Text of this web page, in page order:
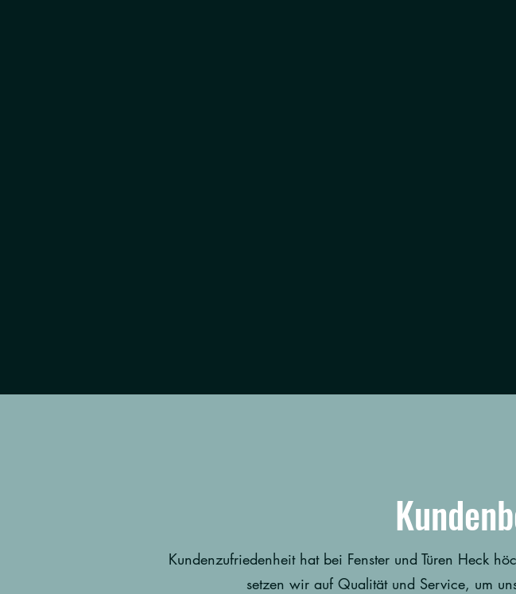
Kundenzufriedenheit hat bei Fenster und Türen Heck
setzen wir auf Qualität und Service, um